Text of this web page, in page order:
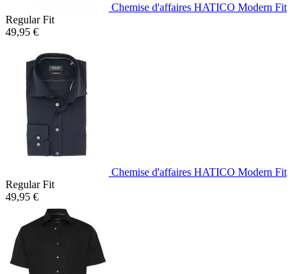
Chemise d'affaires HATICO Modern Fit
Regular Fit
49,95 €
Chemise d'affaires HATICO Modern Fit
Regular Fit
49,95 €